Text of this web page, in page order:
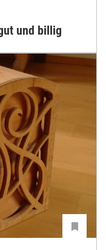
und billig